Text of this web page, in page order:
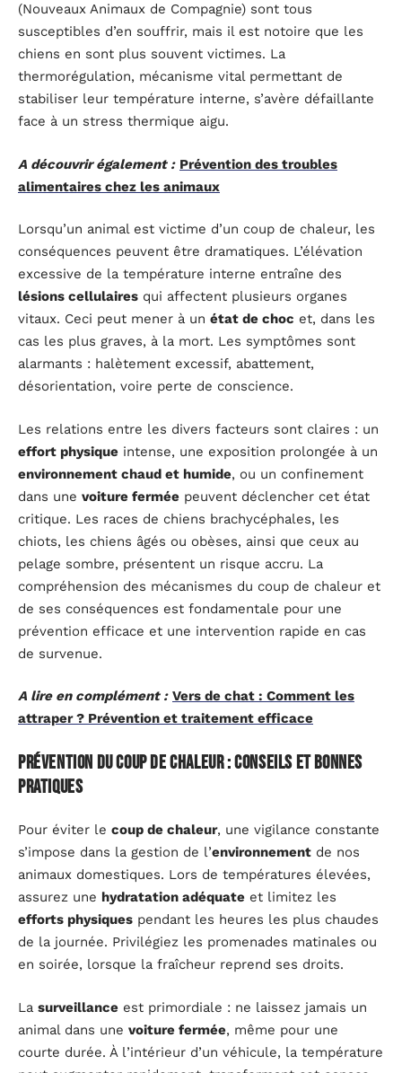
(Nouveaux Animaux de Compagnie) sont tous
susceptibles d’en souffrir, mais il est notoire que les
chiens en sont plus souvent victimes. La
thermorégulation, mécanisme vital permettant de
stabiliser leur température interne, s’avère défaillante
face à un stress thermique aigu.
A découvrir également : Prévention des troubles
alimentaires chez les animaux
Lorsqu’un animal est victime d’un coup de chaleur, les
conséquences peuvent être dramatiques. L’élévation
excessive de la température interne entraîne des
lésions cellulaires qui affectent plusieurs organes
vitaux. Ceci peut mener à un état de choc et, dans les
cas les plus graves, à la mort. Les symptômes sont
alarmants : halètement excessif, abattement,
désorientation, voire perte de conscience.
Les relations entre les divers facteurs sont claires : un
effort physique intense, une exposition prolongée à un
environnement chaud et humide, ou un confinement
dans une voiture fermée peuvent déclencher cet état
critique. Les races de chiens brachycéphales, les
chiots, les chiens âgés ou obèses, ainsi que ceux au
pelage sombre, présentent un risque accru. La
compréhension des mécanismes du coup de chaleur et
de ses conséquences est fondamentale pour une
prévention efficace et une intervention rapide en cas
de survenue.
A lire en complément : Vers de chat : Comment les
attraper ? Prévention et traitement efficace
Prévention du coup de chaleur : conseils et bonnes
pratiques
Pour éviter le coup de chaleur, une vigilance constante
s’impose dans la gestion de l’environnement de nos
animaux domestiques. Lors de températures élevées,
assurez une hydratation adéquate et limitez les
efforts physiques pendant les heures les plus chaudes
de la journée. Privilégiez les promenades matinales ou
en soirée, lorsque la fraîcheur reprend ses droits.
La surveillance est primordiale : ne laissez jamais un
animal dans une voiture fermée, même pour une
courte durée. À l’intérieur d’un véhicule, la température